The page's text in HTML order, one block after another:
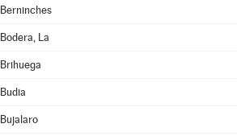
Berninches
Bodera, La
Brihuega
Budia
Bujalaro